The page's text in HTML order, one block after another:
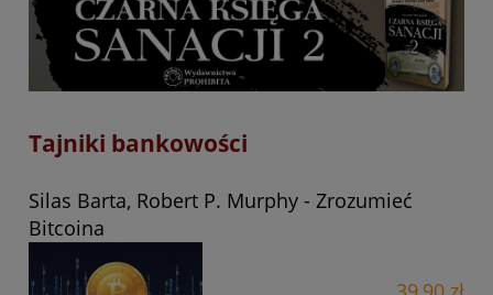
Tajniki bankowości
Silas Barta, Robert P. Murphy - Zrozumieć
Bitcoina